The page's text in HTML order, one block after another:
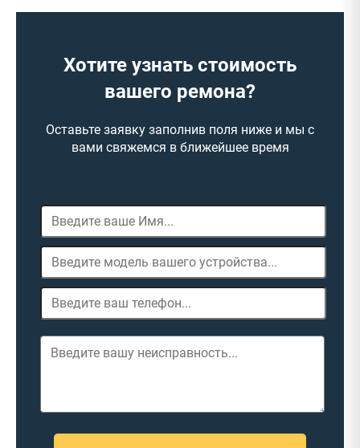
Хотите узнать стоимость
вашего ремона?
Оставьте заявку заполнив поля ниже и мы с
вами свяжемся в ближейшее время